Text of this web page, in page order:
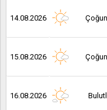
14.08.2026
15.08.2026
16.08.2026